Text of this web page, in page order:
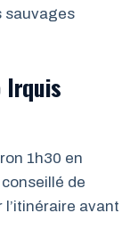
sauvages
Irquis
1h30 en
de
avant